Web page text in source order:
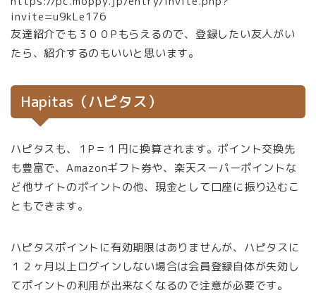
invite=u9kLe176
友達紹介でも３００Pもらえるので、登録したい友人がい
たら、紹介するのもいいと思います。
Hapitas（ハピタス）
ハピタスも、１P＝１円に換算されます。ポイント交換先
も豊富で、Amazonギフト券や、楽天スーパーポイントな
ど他サイトのポイントの他、現金として口座に振り込むこ
ともできます。
ハピタスポイントに有効期限はありませんが、ハピタスに
１２ヶ月以上ログインしない場合は会員登録自体が失効し
てポイントの利用が出来なくなるので注意が必要です。